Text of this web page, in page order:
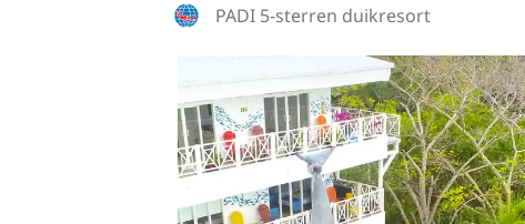
PADI 5-sterren duikresort